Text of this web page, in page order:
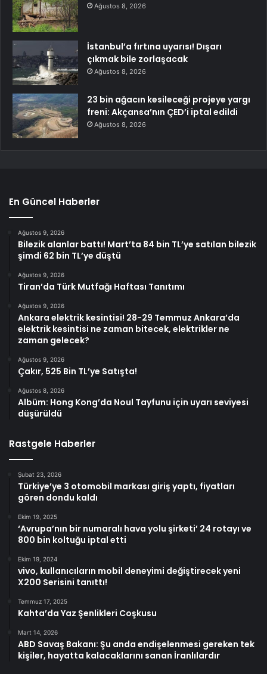
Ağustos 8, 2026
İstanbul’a fırtına uyarısı! Dışarı
çıkmak bile zorlaşacak
Ağustos 8, 2026
23 bin ağacın kesileceği projeye yargı
freni: Akçansa’nın ÇED’i iptal edildi
Ağustos 8, 2026
En Güncel Haberler
Ağustos 9, 2026
Bilezik alanlar battı! Mart’ta 84 bin TL’ye satılan bilezik
şimdi 62 bin TL’ye düştü
Ağustos 9, 2026
Tiran’da Türk Mutfağı Haftası Tanıtımı
Ağustos 9, 2026
Ankara elektrik kesintisi! 28-29 Temmuz Ankara’da
elektrik kesintisi ne zaman bitecek, elektrikler ne
zaman gelecek?
Ağustos 9, 2026
Çakır, 525 Bin TL’ye Satışta!
Ağustos 8, 2026
Albüm: Hong Kong’da Noul Tayfunu için uyarı seviyesi
düşürüldü
Rastgele Haberler
Şubat 23, 2026
Türkiye’ye 3 otomobil markası giriş yaptı, fiyatları
gören dondu kaldı
Ekim 19, 2025
‘Avrupa’nın bir numaralı hava yolu şirketi’ 24 rotayı ve
800 bin koltuğu iptal etti
Ekim 19, 2024
vivo, kullanıcıların mobil deneyimi değiştirecek yeni
X200 Serisini tanıttı!
Temmuz 17, 2025
Kahta’da Yaz Şenlikleri Coşkusu
Mart 14, 2026
ABD Savaş Bakanı: Şu anda endişelenmesi gereken tek
kişiler, hayatta kalacaklarını sanan İranlılardır